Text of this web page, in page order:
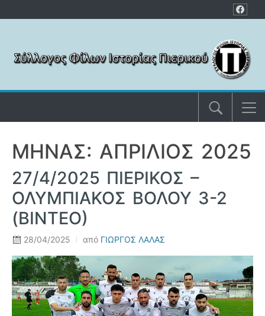
ΜΉΝΑΣ: ΑΠΡΊΛΙΟΣ 2025
27/4/2025 ΠΙΕΡΙΚΟΣ –
ΟΛΥΜΠΙΑΚΟΣ ΒΟΛΟΥ 3-2
(ΒΙΝΤΕΟ)
28/04/2025 από ΓΙΩΡΓΟΣ ΛΑΛΑΣ